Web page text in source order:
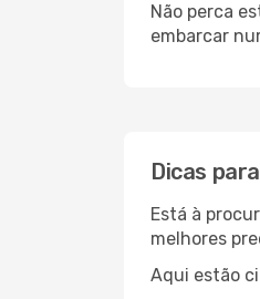
Não perca
embarcar
Dicas
Está à
melhores
Aqui estão